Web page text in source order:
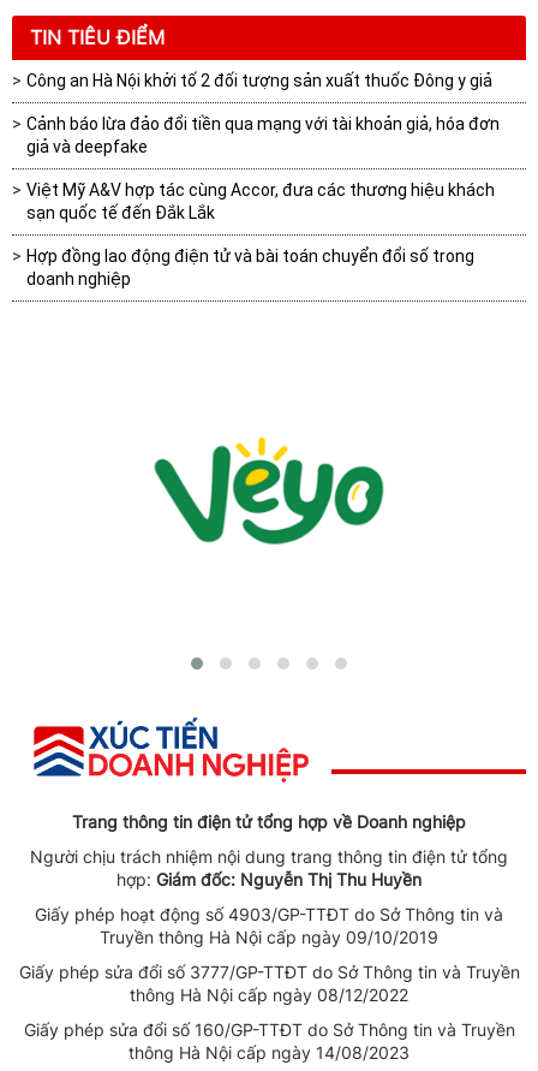
TIN TIÊU ĐIỂM
Công an Hà Nội khởi tố 2 đối tượng sản xuất thuốc Đông y giả
Cảnh báo lừa đảo đổi tiền qua mạng với tài khoản giả, hóa đơn
giả và deepfake
Việt Mỹ A&V hợp tác cùng Accor, đưa các thương hiệu khách
sạn quốc tế đến Đắk Lắk
Hợp đồng lao động điện tử và bài toán chuyển đổi số trong
doanh nghiệp
Trang thông tin điện tử tổng hợp về Doanh nghiệp
Người chịu trách nhiệm nội dung trang thông tin điện tử tổng
hợp: Giám đốc: Nguyễn Thị Thu Huyền
Giấy phép hoạt động số 4903/GP-TTĐT do Sở Thông tin và
Truyền thông Hà Nội cấp ngày 09/10/2019
Giấy phép sửa đổi số 3777/GP-TTĐT do Sở Thông tin và Truyền
thông Hà Nội cấp ngày 08/12/2022
Giấy phép sửa đổi số 160/GP-TTĐT do Sở Thông tin và Truyền
thông Hà Nội cấp ngày 14/08/2023